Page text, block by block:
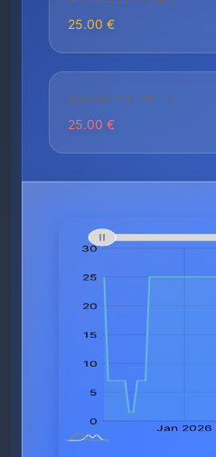
25.00 €
HÖCHSTER PREIS
25.00 €